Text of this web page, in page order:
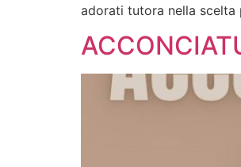
adorati tutora nella